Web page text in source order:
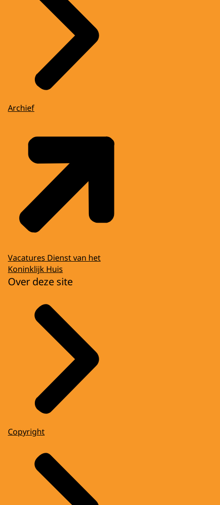
Archief
Vacatures Dienst van het
Koninklijk Huis
Over deze site
Copyright